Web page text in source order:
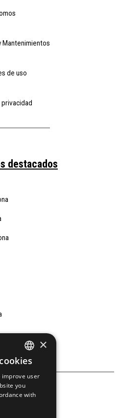
Mantenimientos
de uso
destacados
SPANISH
SPANISH
×
improve user
you
with